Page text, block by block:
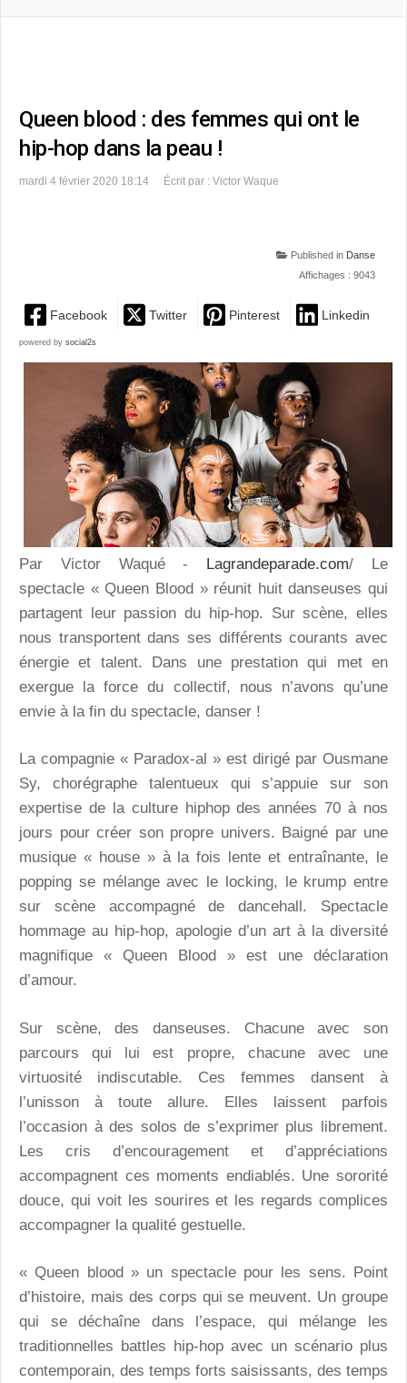
Queen blood : des femmes qui ont le
hip-hop dans la peau !
mardi 4 février 2020 18:14 Écrit par : Victor Waque
Published in Danse
Affichages : 9043
Facebook Twitter Pinterest Linkedin
powered by social2s
Par Victor Waqué - Lagrandeparade.com/ Le
spectacle « Queen Blood » réunit huit danseuses qui
partagent leur passion du hip-hop. Sur scène, elles
nous transportent dans ses différents courants avec
énergie et talent. Dans une prestation qui met en
exergue la force du collectif, nous n’avons qu’une
envie à la fin du spectacle, danser !
La compagnie « Paradox-al » est dirigé par Ousmane
Sy, chorégraphe talentueux qui s’appuie sur son
expertise de la culture hiphop des années 70 à nos
jours pour créer son propre univers. Baigné par une
musique « house » à la fois lente et entraînante, le
popping se mélange avec le locking, le krump entre
sur scène accompagné de dancehall. Spectacle
hommage au hip-hop, apologie d’un art à la diversité
magnifique « Queen Blood » est une déclaration
d’amour.
Sur scène, des danseuses. Chacune avec son
parcours qui lui est propre, chacune avec une
virtuosité indiscutable. Ces femmes dansent à
l’unisson à toute allure. Elles laissent parfois
l’occasion à des solos de s’exprimer plus librement.
Les cris d’encouragement et d’appréciations
accompagnent ces moments endiablés. Une sororité
douce, qui voit les sourires et les regards complices
accompagner la qualité gestuelle.
« Queen blood » un spectacle pour les sens. Point
d’histoire, mais des corps qui se meuvent. Un groupe
qui se déchaîne dans l’espace, qui mélange les
traditionnelles battles hip-hop avec un scénario plus
contemporain, des temps forts saisissants, des temps